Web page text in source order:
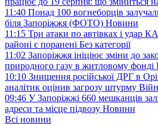
11:40 Понад 100 вогнеборців
біля Запоріжжя (ФОТО) Новини
11:15 Три атаки по автівках і удар
районі є поранені Без категорії
11:02 Запоріжжя ініціює зміни до
природного газу в житловому фонді
10:10 Знищення російської ДРГ в
аналітик оцінив загрозу штурму
09:46 У Запоріжжі 660 мешканців
адреси та місце підвозу Новини
Всі новини